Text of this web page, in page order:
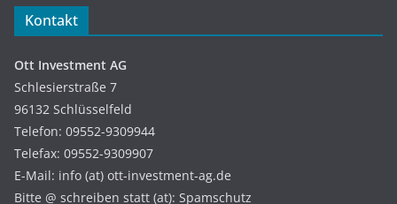
Kontakt
Ott Investment AG
Schlesierstraße 7
96132 Schlüsselfeld
Telefon: 09552-9309944
Telefax: 09552-9309907
E-Mail: info (at) ott-investment-ag.de
Bitte @ schreiben statt (at): Spamschutz